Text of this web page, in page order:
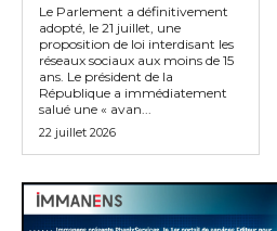
Le Parlement a définitivement
adopté, le 21 juillet, une
proposition de loi interdisant les
réseaux sociaux aux moins de 15
ans. Le président de la
République a immédiatement
salué une « avan...
22 juillet 2026